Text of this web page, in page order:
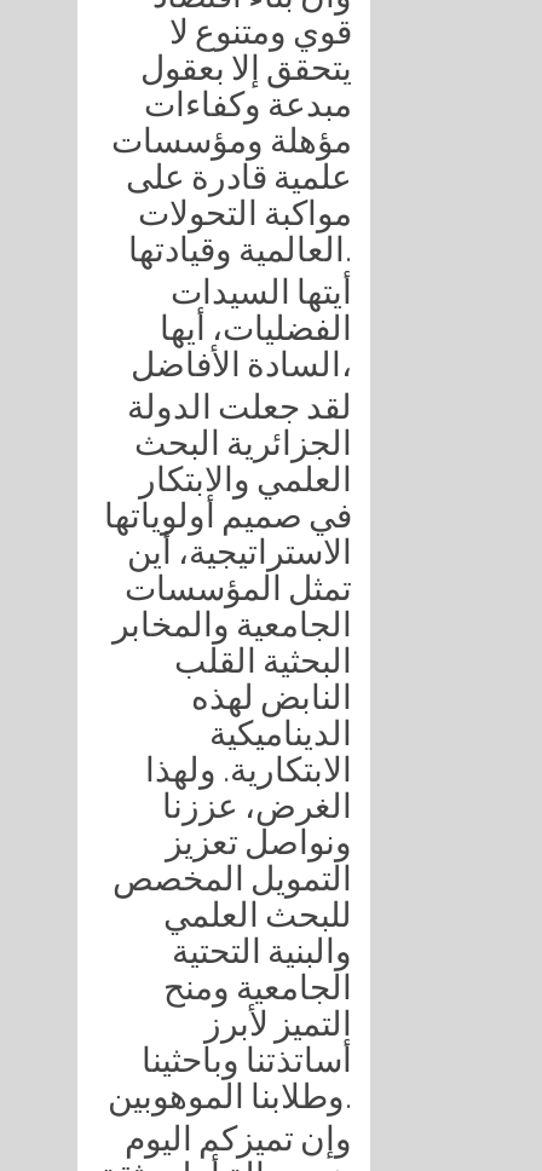
قوي ومتنوع لا
يتحقق إلا بعقول
مبدعة وكفاءات
مؤهلة ومؤسسات
علمية قادرة على
مواكبة التحولات
العالمية وقيادتها.
أيتها السيدات
الفضليات، أيها
السادة الأفاضل،
لقد جعلت الدولة
الجزائرية البحث
العلمي والابتكار
في صميم أولوياتها
الاستراتيجية، أين
تمثل المؤسسات
الجامعية والمخابر
البحثية القلب
النابض لهذه
الديناميكية
الابتكارية. ولهذا
الغرض، عززنا
ونواصل تعزيز
التمويل المخصص
للبحث العلمي
والبنية التحتية
الجامعية ومنح
التميز لأبرز
أساتذتنا وباحثينا
وطلابنا الموهوبين.
وإن تميزكم اليوم